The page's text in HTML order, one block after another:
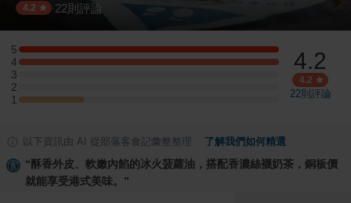
4.2 ·22 則評論
5
5 星：4 則評論
4
4 星：4 則評論
3
3 星：0 則評論
2
2 星：0 則評論
1
1 星：1 則評論
4.2
4.2
22則評論
以下資訊由 AI 從部落客食記彙整整理 了解我們如何精選
“酥香外皮、軟嫩內餡的冰火菠蘿油，搭配香濃絲襪奶茶，銅板價
就能享受港式美味。 ”